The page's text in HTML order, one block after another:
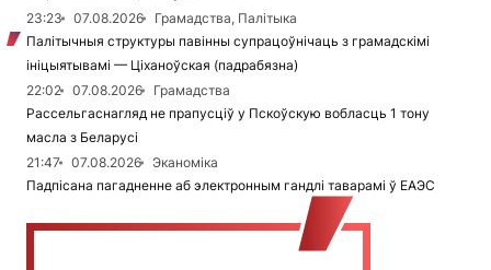
23:23
07.08.2026
Грамадства, Палітыка
Палітычныя структуры павінны супрацоўнічаць з грамадскімі
ініцыятывамі — Ціханоўская (падрабязна)
22:02
07.08.2026
Грамадства
Рассельгаснагляд не прапусціў у Пскоўскую вобласць 1 тону
масла з Беларусі
21:47
07.08.2026
Эканоміка
Падпісана пагадненне аб электронным гандлі таварамі ў ЕАЭС